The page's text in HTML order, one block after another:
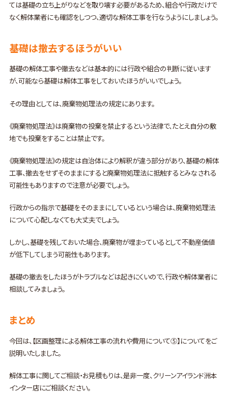
ては基礎の立ち上がりなどを取り壊す必要があるため、組合や行政だけで
なく解体業者にも確認をしつつ、適切な解体工事を行なうようにしましょう。
基礎は撤去するほうがいい
基礎の解体工事や撤去などは基本的には行政や組合の判断に従います
が、可能なら基礎は解体工事をしておいたほうがいいでしょう。
その理由としては、廃棄物処理法の規定にあります。
《廃棄物処理法》は廃棄物の投棄を禁止するという法律で、たとえ自分の敷
地でも投棄をすることは禁止です。
《廃棄物処理法》の規定は自治体により解釈が違う部分があり、基礎の解体
工事、撤去をせずそのままにすると廃棄物処理法に抵触するとみなされる
可能性もありますので注意が必要でしょう。
行政からの指示で基礎をそのままにしているという場合は、廃棄物処理法
について心配しなくても大丈夫でしょう。
しかし、基礎を残しておいた場合、廃棄物が埋まっているとして不動産価値
が低下してしまう可能性もあります。
基礎の撤去をしたほうがトラブルなどは起きにくいので、行政や解体業者に
相談してみましょう。
まとめ
今回は、【区画整理による解体工事の流れや費用について⑤】についてをご
説明いたしました。
解体工事に関してご相談・お見積もりは、是非一度、クリーンアイランド洲本
インター店にご相談ください。